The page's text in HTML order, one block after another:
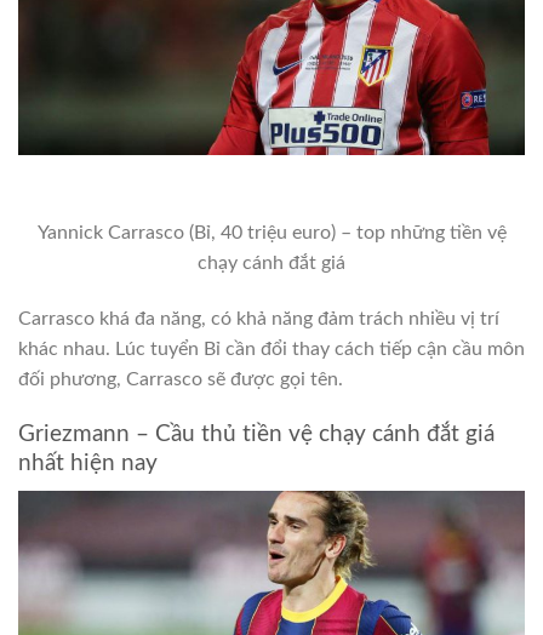
Yannick Carrasco (Bỉ, 40 triệu euro) – top những tiền vệ
chạy cánh đắt giá
Carrasco khá đa năng, có khả năng đảm trách nhiều vị trí
khác nhau. Lúc tuyển Bỉ cần đổi thay cách tiếp cận cầu môn
đối phương, Carrasco sẽ được gọi tên.
Griezmann – Cầu thủ tiền vệ chạy cánh đắt giá
nhất hiện nay